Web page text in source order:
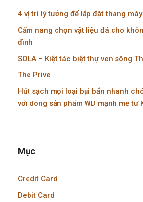
4 vị trí lý tưởng để lắp đặt thang
Cẩm nang chọn vật liệu đá cho
đình
SOLA – Kiệt tác biệt thự ven sông
The Prive
Hút sạch mọi loại bụi bẩn nhanh
với dòng sản phẩm WD mạnh mẽ từ
Mục
Credit Card
Debit Card